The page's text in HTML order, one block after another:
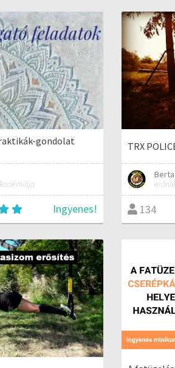
gondolat
Ingyenes!
TRX
134